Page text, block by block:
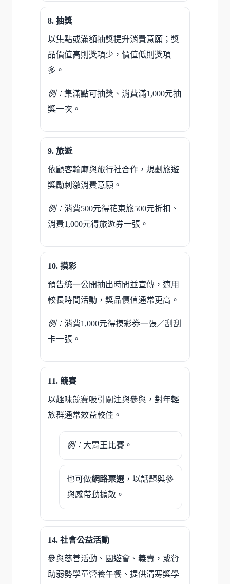
抽獎
以集點或滿額抽獎提升消費意願；獎
品價值高則獎項少，價值低則獎項
多。
例： 集滿點可抽獎、消費滿1,000元抽
獎一次。
旅遊
依顧客輪廓與旅行社合作，規劃旅遊
獎勵刺激消費意願。
例： 消費500元得花東旅500元折扣、
消費1,000元得旅遊券一張。
摸彩
預告統一公開抽出時間並宣傳，適用
較長時間活動，獎品價值通常更高。
例： 消費1,000元得摸彩券一張／刮刮
卡一張。
競賽
以趣味競賽吸引關注與參與，對年輕
族群通常效益較佳。
例： 大胃王比賽。
也可做網路票選 ，以話題與參
與感帶動擴散。
社會公益活動
參與慈善活動、園遊會、義賣，或贊
助弱勢學童營養午餐、提供清寒獎學